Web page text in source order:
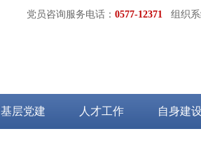
党员咨询服务电话： 0577-12371 组织系
基层党建 人才工作 自身建